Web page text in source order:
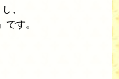
、
す。